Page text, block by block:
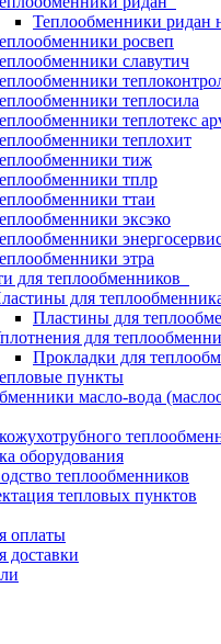
Теплообменники ридан
росвеп
славутич
теплосила
теплотекс
теплохит
тиж
тплр
ттаи
эксэко
этра
для теплообменников
для
Пластины для
для
Прокладки для
пункты
масло-вода
оборудования
теплообменников
тепловых пунктов
оплаты
доставки